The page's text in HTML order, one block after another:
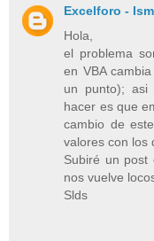
Excelforo -
Hola,
el problema
en VBA
un punto); asi
hacer es que
cambio de
valores con los
Subiré un post
nos vuelve
Slds